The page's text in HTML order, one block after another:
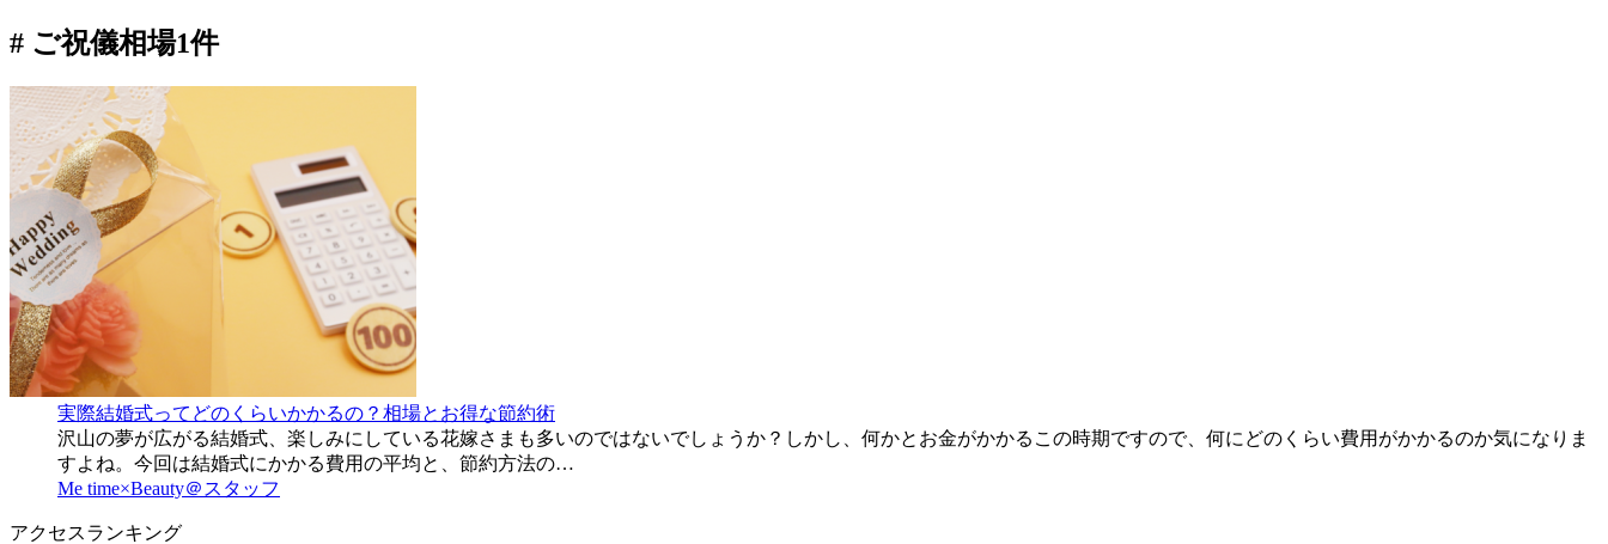
# ご祝儀相場1件
実際結婚式ってどのくらいかかるの？相場とお得な節約術
沢山の夢が広がる結婚式、楽しみにしている花嫁さまも多いのではないでしょうか？しかし、何かとお金がかかるこの時期ですので、何にどのくらい費用がかかるのか気になりま
すよね。今回は結婚式にかかる費用の平均と、節約方法の…
Me time×Beauty＠スタッフ
アクセスランキング